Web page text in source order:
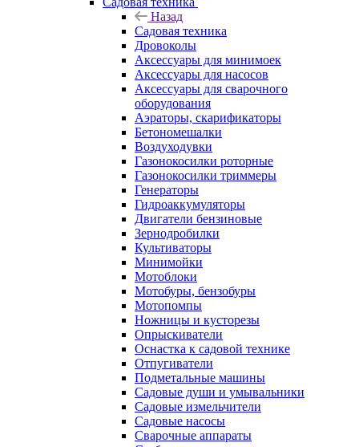
Назад
Садовая техника
Дровоколы
Аксессуары для минимоек
Аксессуары для насосов
Аксессуары для сварочного
оборудования
Аэраторы, скарификаторы
Бетономешалки
Воздуходувки
Газонокосилки роторные
Газонокосилки триммеры
Генераторы
Гидроаккумуляторы
Двигатели бензиновые
Зернодробилки
Культиваторы
Минимойки
Мотоблоки
Мотобуры, бензобуры
Мотопомпы
Ножницы и кусторезы
Опрыскиватели
Оснастка к садовой технике
Отпугиватели
Подметальные машины
Садовые души и умывальники
Садовые измельчители
Садовые насосы
Сварочные аппараты